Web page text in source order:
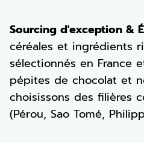
Sourcing d'exception &
céréales et ingrédients
sélectionnés en France
pépites de chocolat et
choisissons des filières
(Pérou, Sao Tomé,